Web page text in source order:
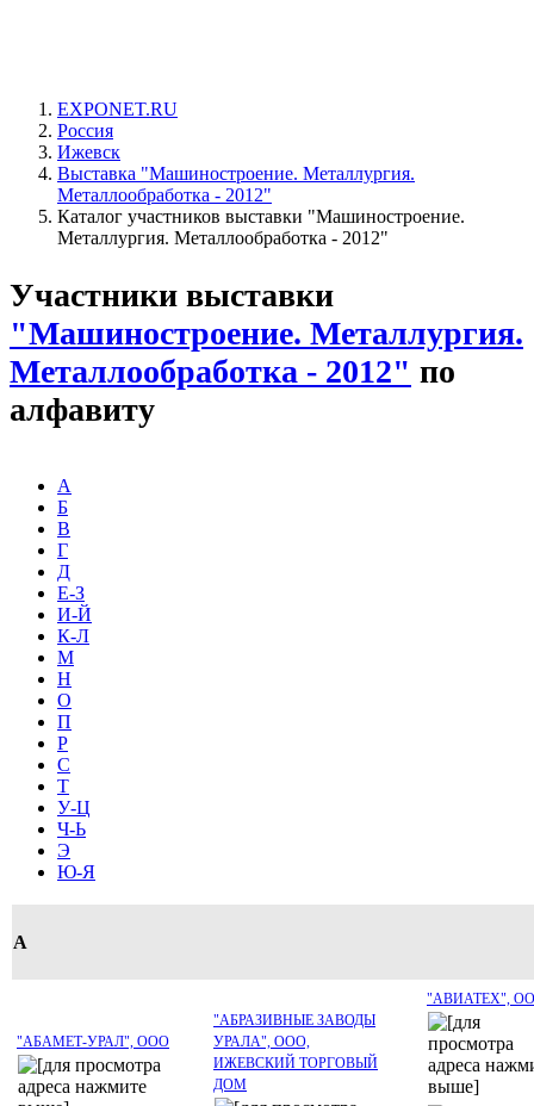
EXPONET.RU
Россия
Ижевск
Выставка "Машиностроение. Металлургия.
Металлообработка - 2012"
Каталог участников выставки "Машиностроение.
Металлургия. Металлообработка - 2012"
Участники выставки
"Машиностроение. Металлургия.
Металлообработка - 2012" по
алфавиту
А
Б
В
Г
Д
Е-З
И-Й
К-Л
М
Н
О
П
Р
С
Т
У-Ц
Ч-Ь
Э
Ю-Я
А
"АБАМЕТ-УРАЛ", ООО
"АБРАЗИВНЫЕ ЗАВОДЫ
УРАЛА", ООО,
ИЖЕВСКИЙ ТОРГОВЫЙ
ДОМ
"АВИАТЕХ",